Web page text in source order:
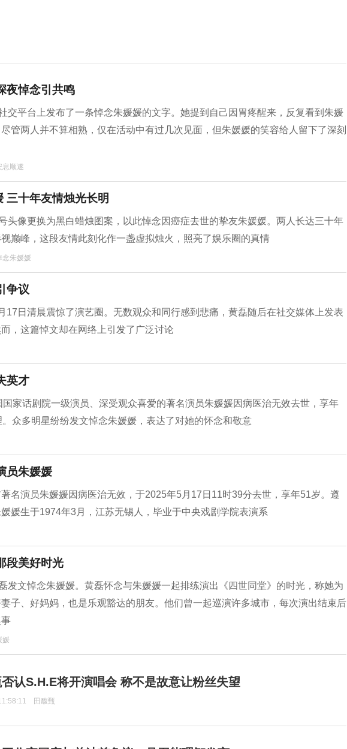
夜悼念引共鸣
交平台上发布了一条悼念朱媛媛的文字。她提到自己因胃疼醒来，反复看到朱媛
管两人并不算相熟，仅在活动中有过几次见面，但朱媛媛的笑容给人留下了深刻
息顺遂
三十年友情烛光长明
头像更换为黑白蜡烛图案，以此悼念因癌症去世的挚友朱媛媛。两人长达三十年
巅峰，这段友情此刻化作一盏虚拟烛火，照亮了娱乐圈的真情
念朱媛媛
争议
17日清晨震惊了演艺圈。无数观众和同行感到悲痛，黄磊随后在社交媒体上发表
，这篇悼文却在网络上引发了广泛讨论
英才
家话剧院一级演员、深受观众喜爱的著名演员朱媛媛因病医治无效去世，享年
众多明星纷纷发文悼念朱媛媛，表达了对她的怀念和敬意
员朱媛媛
名演员朱媛媛因病医治无效，于2025年5月17日11时39分去世，享年51岁。遵
媛生于1974年3月，江苏无锡人，毕业于中央戏剧学院表演系
段美好时光
发文悼念朱媛媛。黄磊怀念与朱媛媛一起排练演出《四世同堂》的时光，称她为
子、好妈妈，也是乐观豁达的朋友。他们曾一起巡演许多城市，每次演出结束后
媛
否认S.H.E将开演唱会 称不是故意让粉丝失望
田馥甄